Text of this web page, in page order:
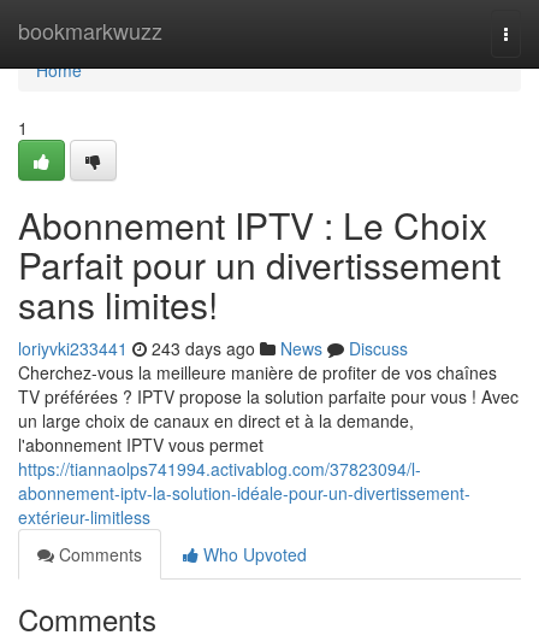
bookmarkwuzz
Home
Home
1
Abonnement IPTV : Le Choix
Parfait pour un divertissement
sans limites!
loriyvki233441 243 days ago News
Discuss
Cherchez-vous la meilleure manière de profiter de vos chaînes
TV préférées ? IPTV propose la solution parfaite pour vous ! Avec
un large choix de canaux en direct et à la demande,
l'abonnement IPTV vous permet
https://tiannaolps741994.activablog.com/37823094/l-
abonnement-iptv-la-solution-idéale-pour-un-divertissement-
extérieur-limitless
Comments
Who Upvoted
Comments